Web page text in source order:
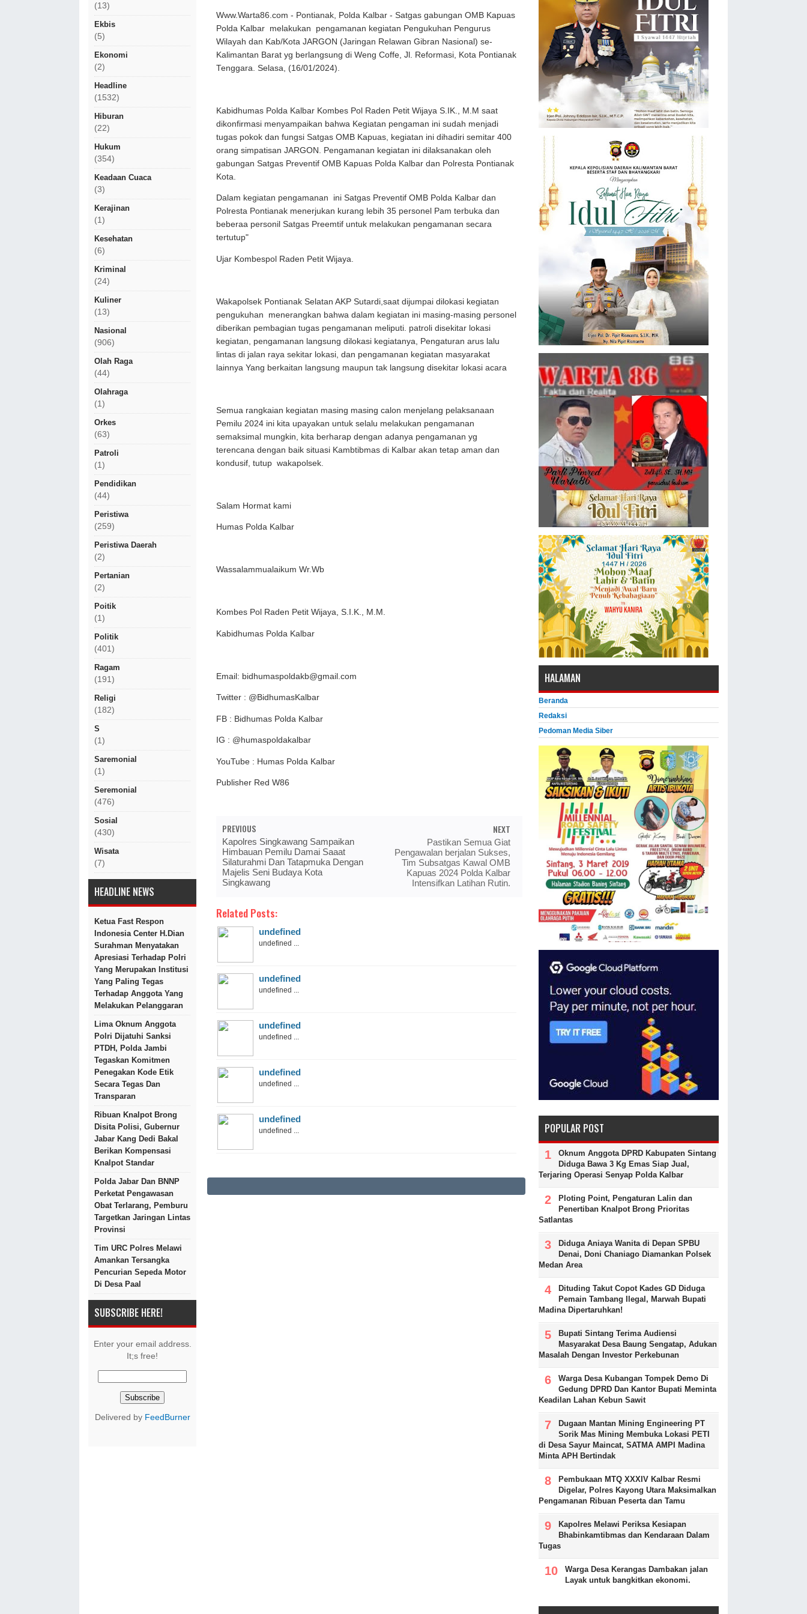
(13)
Ekbis
(5)
Ekonomi
(2)
Headline
(1532)
Hiburan
(22)
Hukum
(354)
Keadaan Cuaca
(3)
Kerajinan
(1)
Kesehatan
(6)
Kriminal
(24)
Kuliner
(13)
Nasional
(906)
Olah Raga
(44)
Olahraga
(1)
Orkes
(63)
Patroli
(1)
Pendidikan
(44)
Peristiwa
(259)
Peristiwa Daerah
(2)
Pertanian
(2)
Poitik
(1)
Politik
(401)
Ragam
(191)
Religi
(182)
S
(1)
Saremonial
(1)
Seremonial
(476)
Sosial
(430)
Wisata
(7)
HEADLINE NEWS
Ketua Fast Respon
Indonesia Center H.Dian
Surahman Menyatakan
Apresiasi Terhadap Polri
Yang Merupakan Institusi
Yang Paling Tegas
Terhadap Anggota Yang
Melakukan Pelanggaran
Lima Oknum Anggota
Polri Dijatuhi Sanksi
PTDH, Polda Jambi
Tegaskan Komitmen
Penegakan Kode Etik
Secara Tegas Dan
Transparan
Ribuan Knalpot Brong
Disita Polisi, Gubernur
Jabar Kang Dedi Bakal
Berikan Kompensasi
Knalpot Standar
Polda Jabar Dan BNNP
Perketat Pengawasan
Obat Terlarang, Pemburu
Targetkan Jaringan Lintas
Provinsi
Tim URC Polres Melawi
Amankan Tersangka
Pencurian Sepeda Motor
Di Desa Paal
SUBSCRIBE HERE!
Enter your email address.
It;s free!
Delivered by FeedBurner
Www.Warta86.com - Pontianak, Polda Kalbar - Satgas gabungan OMB Kapuas
Polda Kalbar melakukan pengamanan kegiatan Pengukuhan Pengurus
Wilayah dan Kab/Kota JARGON (Jaringan Relawan Gibran Nasional) se-
Kalimantan Barat yg berlangsung di Weng Coffe, Jl. Reformasi, Kota Pontianak
Tenggara. Selasa, (16/01/2024).
Kabidhumas Polda Kalbar Kombes Pol Raden Petit Wijaya S.IK., M.M saat
dikonfirmasi menyampaikan bahwa Kegiatan pengaman ini sudah menjadi
tugas pokok dan fungsi Satgas OMB Kapuas, kegiatan ini dihadiri semitar 400
orang simpatisan JARGON. Pengamanan kegiatan ini dilaksanakan oleh
gabungan Satgas Preventif OMB Kapuas Polda Kalbar dan Polresta Pontianak
Kota.
Dalam kegiatan pengamanan ini Satgas Preventif OMB Polda Kalbar dan
Polresta Pontianak menerjukan kurang lebih 35 personel Pam terbuka dan
beberaa personil Satgas Preemtif untuk melakukan pengamanan secara
tertutup"
Ujar Kombespol Raden Petit Wijaya.
Wakapolsek Pontianak Selatan AKP Sutardi,saat dijumpai dilokasi kegiatan
pengukuhan menerangkan bahwa dalam kegiatan ini masing-masing personel
diberikan pembagian tugas pengamanan meliputi. patroli disekitar lokasi
kegiatan, pengamanan langsung dilokasi kegiatanya, Pengaturan arus lalu
lintas di jalan raya sekitar lokasi, dan pengamanan kegiatan masyarakat
lainnya Yang berkaitan langsung maupun tak langsung disekitar lokasi acara
Semua rangkaian kegiatan masing masing calon menjelang pelaksanaan
Pemilu 2024 ini kita upayakan untuk selalu melakukan pengamanan
semaksimal mungkin, kita berharap dengan adanya pengamanan yg
terencana dengan baik situasi Kambtibmas di Kalbar akan tetap aman dan
kondusif, tutup wakapolsek.
Salam Hormat kami
Humas Polda Kalbar
Wassalammualaikum Wr.Wb
Kombes Pol Raden Petit Wijaya, S.I.K., M.M.
Kabidhumas Polda Kalbar
Email: bidhumaspoldakb@gmail.com
Twitter : @BidhumasKalbar
FB : Bidhumas Polda Kalbar
IG : @humaspoldakalbar
YouTube : Humas Polda Kalbar
Publisher Red W86
PREVIOUS
Kapolres Singkawang Sampaikan
Himbauan Pemilu Damai Saaat
Silaturahmi Dan Tatapmuka Dengan
Majelis Seni Budaya Kota
Singkawang
NEXT
Pastikan Semua Giat
Pengawalan berjalan Sukses,
Tim Subsatgas Kawal OMB
Kapuas 2024 Polda Kalbar
Intensifkan Latihan Rutin.
Related Posts:
undefined
undefined ...
undefined
undefined ...
undefined
undefined ...
undefined
undefined ...
undefined
undefined ...
HALAMAN
Beranda
Redaksi
Pedoman Media Siber
POPULAR POST
Oknum Anggota DPRD Kabupaten Sintang
Diduga Bawa 3 Kg Emas Siap Jual,
Terjaring Operasi Senyap Polda Kalbar
Ploting Point, Pengaturan Lalin dan
Penertiban Knalpot Brong Prioritas
Satlantas
Diduga Aniaya Wanita di Depan SPBU
Denai, Doni Chaniago Diamankan Polsek
Medan Area
Dituding Takut Copot Kades GD Diduga
Pemain Tambang Ilegal, Marwah Bupati
Madina Dipertaruhkan!
Bupati Sintang Terima Audiensi
Masyarakat Desa Baung Sengatap, Adukan
Masalah Dengan Investor Perkebunan
Warga Desa Kubangan Tompek Demo Di
Gedung DPRD Dan Kantor Bupati Meminta
Keadilan Lahan Kebun Sawit
Dugaan Mantan Mining Engineering PT
Sorik Mas Mining Membuka Lokasi PETI
di Desa Sayur Maincat, SATMA AMPI Madina
Minta APH Bertindak
Pembukaan MTQ XXXIV Kalbar Resmi
Digelar, Polres Kayong Utara Maksimalkan
Pengamanan Ribuan Peserta dan Tamu
Kapolres Melawi Periksa Kesiapan
Bhabinkamtibmas dan Kendaraan Dalam
Tugas
Warga Desa Kerangas Dambakan jalan
Layak untuk bangkitkan ekonomi.